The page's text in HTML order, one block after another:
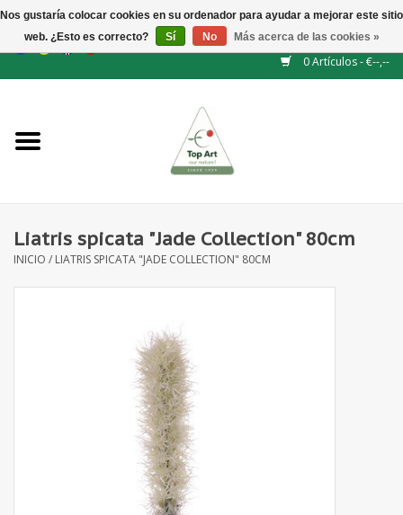
GBP/CHF /BGN/
0 Artículos - €--,--
NUEVO
Flores artificiales
Rama de hojas / bayas
Liatris spicata "Jade Collection" 80cm
INICIO / LIATRIS SPICATA "JADE COLLECTION" 80CM
Nos gustaría colocar cookies en su ordenador para ayudar a mejorar este sitio
web. ¿Esto es correcto?
Sí No Más acerca de las cookies »